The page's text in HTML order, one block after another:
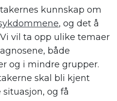
kunnskap om
, og det å
vil ta opp ulike temaer
både
og i mindre grupper.
skal bli kjent
og få